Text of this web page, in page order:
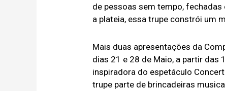
de pessoas sem tempo,
a plateia, essa trupe constrói um
Mais duas apresentações da
dias 21 e 28 de Maio, a partir das
inspiradora do espetáculo
trupe parte de brincadeiras